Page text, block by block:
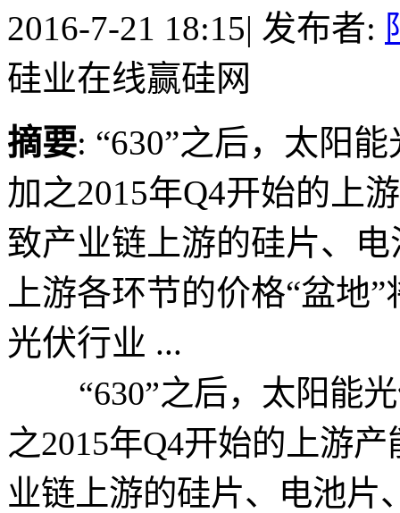
2016-7-21 18:15| 发布者:
硅业在线赢硅网
摘要: “630”之后，太阳
加之2015年Q4开始的上
致产业链上游的硅片、
上游各环节的价格“盆地
光伏行业 ...
“630”之后，太阳能光
之2015年Q4开始的上游
业链上游的硅片、电池片